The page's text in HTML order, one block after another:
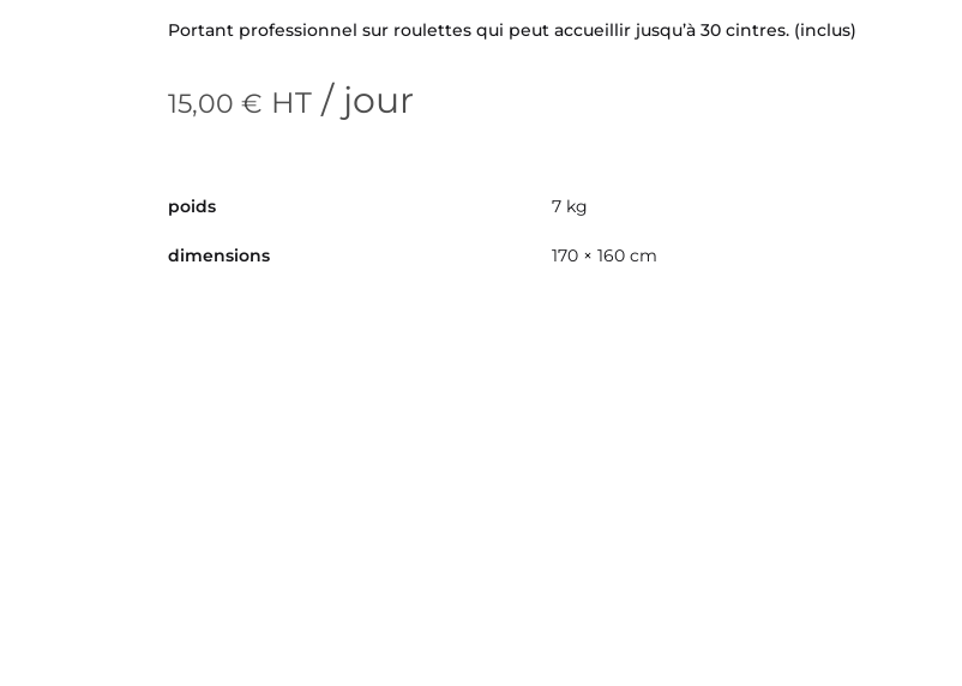
Portant professionnel sur roulettes qui peut accueillir jusqu’à 30 cintres. (inclus)
15,00 € HT / jour
poids 7 kg
dimensions 170 × 160 cm